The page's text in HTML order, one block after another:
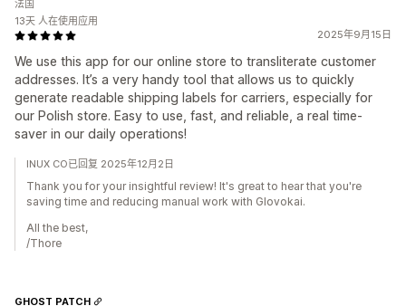
2025年9月15日
We use this app for our online store to transliterate customer
addresses. It’s a very handy tool that allows us to quickly
generate readable shipping labels for carriers, especially for
our Polish store. Easy to use, fast, and reliable, a real time-
saver in our daily operations!
法国
13天 人在使用应用
INUX CO已回复 2025年12月2日
Thank you for your insightful review! It's great to hear that you're
saving time and reducing manual work with Glovokai.
All the best,
/Thore
GHOST PATCH